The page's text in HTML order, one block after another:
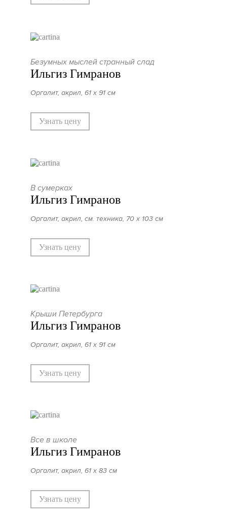
Безумных мыслей странный слад
Ильгиз Гимранов
Оргалит, акрил, 61 х 91 см
Узнать цену
В сумерках
Ильгиз Гимранов
Оргалит, акрил, см. техника, 70 х 103 см
Узнать цену
Крыши Петербурга
Ильгиз Гимранов
Оргалит, акрил, 61 х 91 см
Узнать цену
Все в школе
Ильгиз Гимранов
Оргалит, акрил, 61 х 83 см
Узнать цену